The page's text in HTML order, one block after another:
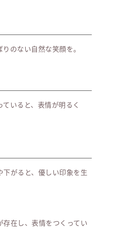
のない自然な笑顔を。
いると、表情が明るく
がると、優しい印象を生
在し、表情をつくってい